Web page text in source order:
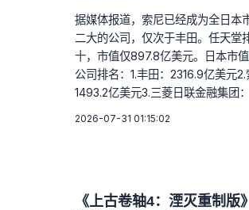
据媒体报道，索尼已经成为全日本
二大的公司，仅次于丰田。任天堂
十，市值仅897.8亿美元。日本市
公司排名：1.丰田：2316.9亿美元2.
1493.2亿美元3.三菱日联金融集团：
2026-07-31 01:15:02
《上古卷轴4：湮灭重制版